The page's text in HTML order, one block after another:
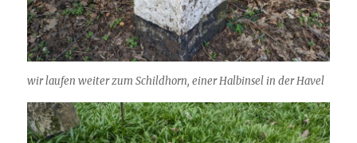
wir laufen weiter zum Schildhorn, einer Halbinsel in der Havel